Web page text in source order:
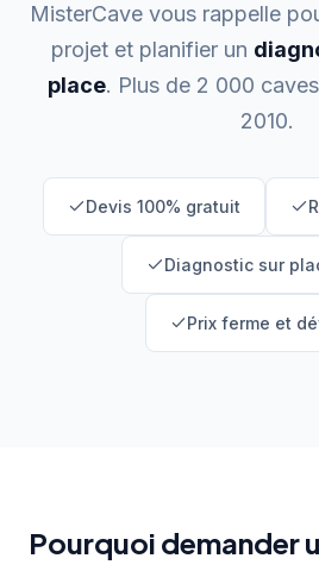
MisterCave vous rappelle
projet et planifier un
place. Plus de 2 000
2010.
Devis 100% gratuit
Diagnostic sur
Prix ferme et
Pourquoi demander